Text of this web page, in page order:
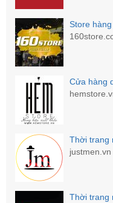
Store
Cửa hàng
Thời trang
justmen.vn
Thời trang